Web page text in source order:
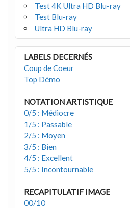
Test 4K Ultra HD Blu-ray
Test Blu-ray
Ultra HD Blu-ray
LABELS DECERNÉS
Coup de Coeur
Top Démo
NOTATION ARTISTIQUE
0/5 : Médiocre
1/5 : Passable
2/5 : Moyen
3/5 : Bien
4/5 : Excellent
5/5 : Incontournable
RECAPITULATIF IMAGE
00/10